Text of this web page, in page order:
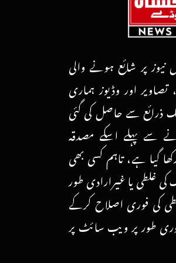
پر شائع ہونے والی
اور وڈیوز ہماری
ذرائع سے حاصل کی گئی
سے پہلے اسکے مصدقہ
گیا ہے، تاہم کسی بھی
کی غلطی یا غیرارادی طور
کی فوری اصلاح کرکے
طور پر ویب سائٹ پر